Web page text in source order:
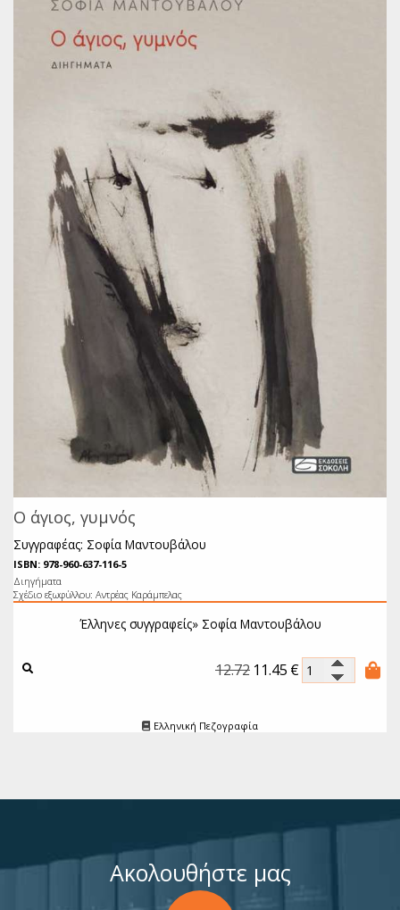
Ο άγιος, γυμνός
Συγγραφέας: Σοφία Μαντουβάλου
ISBN: 978-960-637-116-5
Διηγήματα
Σχέδιο εξωφύλλου: Αντρέας Καράμπελας
Έλληνες συγγραφείς»Σοφία Μαντουβάλου
12.72 11.45 €
Ελληνική Πεζογραφία
Ακολουθήστε μας